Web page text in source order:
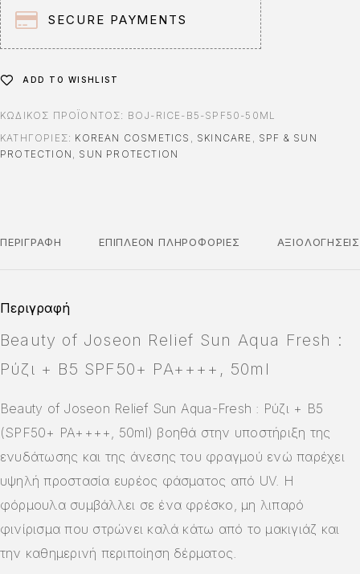
SECURE PAYMENTS
ADD TO WISHLIST
ΚΩΔΙΚΌΣ ΠΡΟΪΌΝΤΟΣ: BOJ-RICE-B5-SPF50-50ML
ΚΑΤΗΓΟΡΊΕΣ: KOREAN COSMETICS , SKINCARE , SPF & SUN
PROTECTION , SUN PROTECTION
ΠΕΡΙΓΡΑΦΉ ΕΠΙΠΛΈΟΝ ΠΛΗΡΟΦΟΡΊΕΣ ΑΞΙΟΛΟΓΉΣΕΙΣ
Περιγραφή
Beauty of Joseon Relief Sun Aqua Fresh :
Ρύζι + B5 SPF50+ PA++++, 50ml
Beauty of Joseon Relief Sun Aqua-Fresh : Ρύζι + B5
(SPF50+ PA++++, 50ml) βοηθά στην υποστήριξη της
ενυδάτωσης και της άνεσης του φραγμού ενώ παρέχει
υψηλή προστασία ευρέος φάσματος από UV. Η
φόρμουλα συμβάλλει σε ένα φρέσκο, μη λιπαρό
φινίρισμα που στρώνει καλά κάτω από το μακιγιάζ και
την καθημερινή περιποίηση δέρματος.